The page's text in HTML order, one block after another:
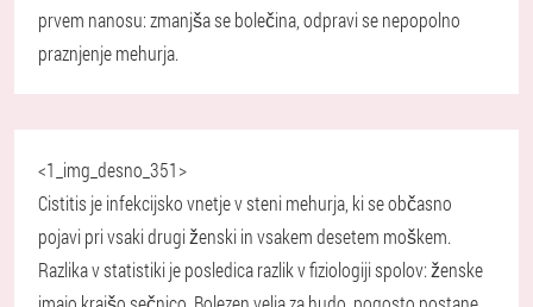
prvem nanosu: zmanjša se bolečina, odpravi se nepopolno
praznjenje mehurja.
<1_img_desno_351>
Cistitis je infekcijsko vnetje v steni mehurja, ki se občasno
pojavi pri vsaki drugi ženski in vsakem desetem moškem.
Razlika v statistiki je posledica razlik v fiziologiji spolov: ženske